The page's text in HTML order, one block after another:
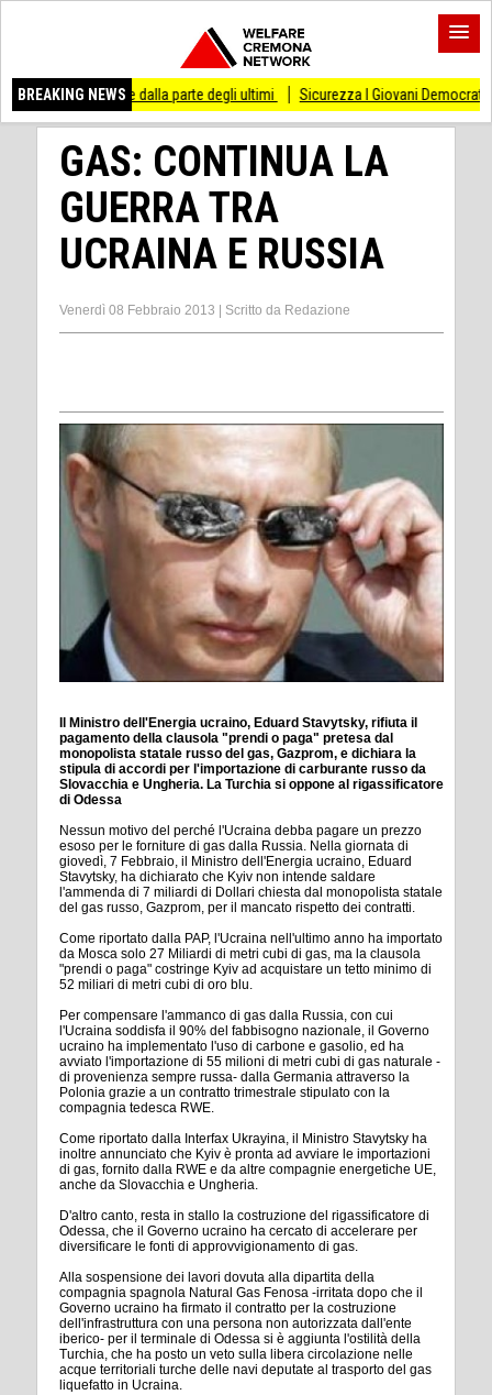
BREAKING NEWS
dalla parte degli ultimi Sicurezza I Giovani Democratici ribattono ai
GAS: CONTINUA LA
GUERRA TRA
UCRAINA E RUSSIA
Venerdì 08 Febbraio 2013 Scritto da Redazione
Il Ministro dell'Energia ucraino, Eduard Stavytsky, rifiuta il
pagamento della clausola "prendi o paga" pretesa dal
monopolista statale russo del gas, Gazprom, e dichiara la
stipula di accordi per l'importazione di carburante russo da
Slovacchia e Ungheria. La Turchia si oppone al rigassificatore
di Odessa
Nessun motivo del perché l'Ucraina debba pagare un prezzo
esoso per le forniture di gas dalla Russia. Nella giornata di
giovedì, 7 Febbraio, il Ministro dell'Energia ucraino, Eduard
Stavytsky, ha dichiarato che Kyiv non intende saldare
l'ammenda di 7 miliardi di Dollari chiesta dal monopolista statale
del gas russo, Gazprom, per il mancato rispetto dei contratti.
Come riportato dalla PAP, l'Ucraina nell'ultimo anno ha importato
da Mosca solo 27 Miliardi di metri cubi di gas, ma la clausola
"prendi o paga" costringe Kyiv ad acquistare un tetto minimo di
52 miliari di metri cubi di oro blu.
Per compensare l'ammanco di gas dalla Russia, con cui
l'Ucraina soddisfa il 90% del fabbisogno nazionale, il Governo
ucraino ha implementato l'uso di carbone e gasolio, ed ha
avviato l'importazione di 55 milioni di metri cubi di gas naturale -
di provenienza sempre russa- dalla Germania attraverso la
Polonia grazie a un contratto trimestrale stipulato con la
compagnia tedesca RWE.
Come riportato dalla Interfax Ukrayina, il Ministro Stavytsky ha
inoltre annunciato che Kyiv è pronta ad avviare le importazioni
di gas, fornito dalla RWE e da altre compagnie energetiche UE,
anche da Slovacchia e Ungheria.
D'altro canto, resta in stallo la costruzione del rigassificatore di
Odessa, che il Governo ucraino ha cercato di accelerare per
diversificare le fonti di approvvigionamento di gas.
Alla sospensione dei lavori dovuta alla dipartita della
compagnia spagnola Natural Gas Fenosa -irritata dopo che il
Governo ucraino ha firmato il contratto per la costruzione
dell'infrastruttura con una persona non autorizzata dall'ente
iberico- per il terminale di Odessa si è aggiunta l'ostilità della
Turchia, che ha posto un veto sulla libera circolazione nelle
acque territoriali turche delle navi deputate al trasporto del gas
liquefatto in Ucraina.